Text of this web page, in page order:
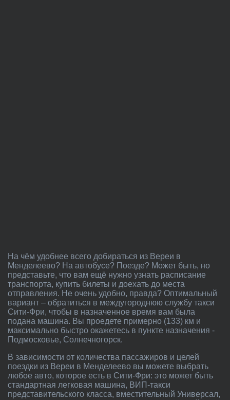
На чём удобнее всего добираться из Вереи в
Менделеево? На автобусе? Поезде? Может быть, но
представьте, что вам ещё нужно узнать расписание
транспорта, купить билеты и доехать до места
отправления. Не очень удобно, правда? Оптимальный
вариант – обратиться в междугороднюю службу такси
Сити-Фри, чтобы в назначенное время вам была
подана машина. Вы проедете примерно (133) км и
максимально быстро окажетесь в пункте назначения -
Подмосковье, Солнечногорск.
В зависимости от количества пассажиров и целей
поездки из Вереи в Менделеево вы можете выбрать
любое авто, которое есть в Сити-Фри: это может быть
стандартная легковая машина, ВИП-такси
представительского класса, вместительный Универсал,